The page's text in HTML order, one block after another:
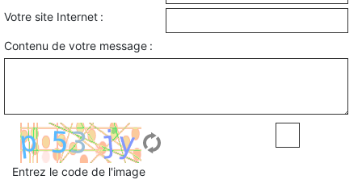
Votre site Internet :
Contenu de votre message :
Entrez le code de l'image